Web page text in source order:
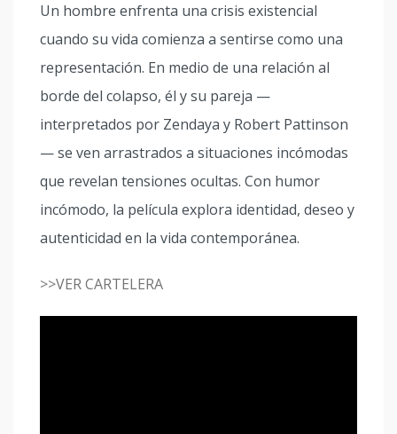
Un hombre enfrenta una crisis existencial
cuando su vida comienza a sentirse como una
representación. En medio de una relación al
borde del colapso, él y su pareja —
interpretados por Zendaya y Robert Pattinson
— se ven arrastrados a situaciones incómodas
que revelan tensiones ocultas. Con humor
incómodo, la película explora identidad, deseo y
autenticidad en la vida contemporánea.
>>VER CARTELERA